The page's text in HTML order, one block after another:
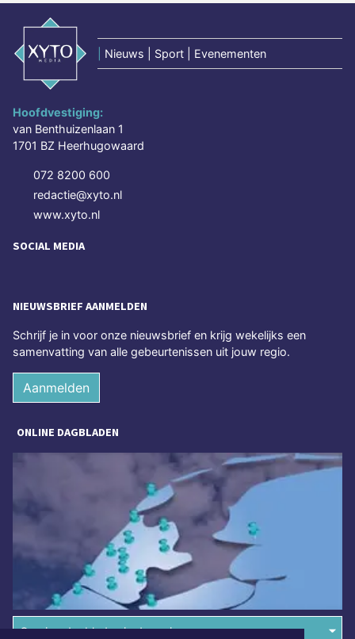
Nieuws | Sport | Evenementen
Hoofdvestiging:
van Benthuizenlaan 1
1701 BZ Heerhugowaard
072 8200 600
redactie@xyto.nl
www.xyto.nl
SOCIAL MEDIA
NIEUWSBRIEF AANMELDEN
Schrijf je in voor onze nieuwsbrief en krijg wekelijks een
samenvatting van alle gebeurtenissen uit jouw regio.
Aanmelden
ONLINE DAGBLADEN
Overige dagbladen in de regio